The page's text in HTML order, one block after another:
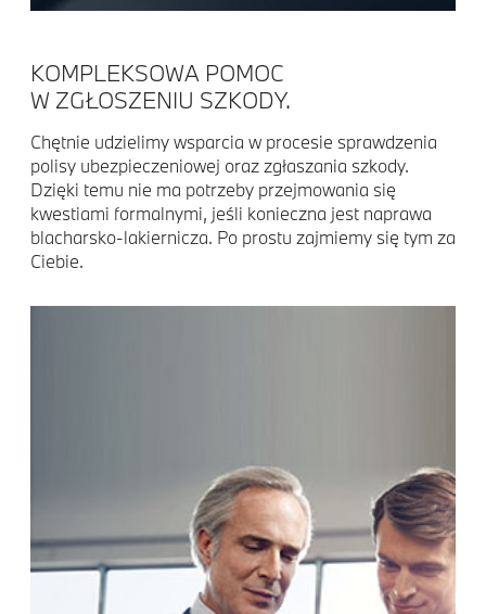
KOMPLEKSOWA POMOC
W ZGŁOSZENIU SZKODY.
Chętnie udzielimy wsparcia w procesie sprawdzenia
polisy ubezpieczeniowej oraz zgłaszania szkody.
Dzięki temu nie ma potrzeby przejmowania się
kwestiami formalnymi, jeśli konieczna jest naprawa
blacharsko-lakiernicza. Po prostu zajmiemy się tym za
Ciebie.